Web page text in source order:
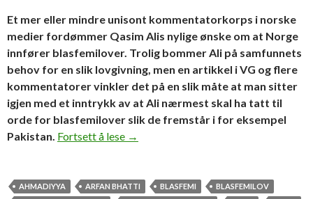
Et mer eller mindre unisont kommentatorkorps i norske
medier fordømmer Qasim Alis nylige ønske om at Norge
innfører blasfemilover. Trolig bommer Ali på samfunnets
behov for en slik lovgivning, men en artikkel i VG og flere
kommentatorer vinkler det på en slik måte at man sitter
igjen med et inntrykk av at Ali nærmest skal ha tatt til
orde for blasfemilover slik de fremstår i for eksempel
Pakistan. Fortsett å lese Forståelse og anstendighet i norske
→
AHMADIYYA ARFAN BHATTI BLASFEMI
BLASFEMILOV